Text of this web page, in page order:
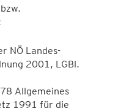
NÖ Landes-
2001, LGBl.
Allgemeines
1991 für die